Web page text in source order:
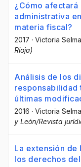
¿Cómo
administrativa
materia fiscal?
2017 · Victoria
Rioja)
Análisis de los
responsabilidad
últimas
2016 · Victoria
y León/Revista
La extensión de
los derechos